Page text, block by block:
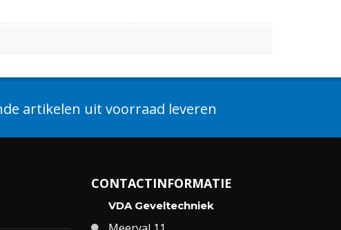
artikelen uit voorraad leveren
CONTACTINFORMATIE
VDA Geveltechniek